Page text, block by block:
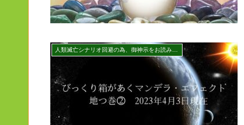
人類滅亡シナリオ回避の為、御神示をお読みください